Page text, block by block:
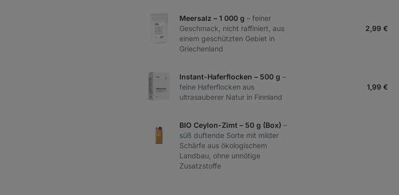
Meersalz – 1 000 g – feiner
Geschmack, nicht raffiniert, aus
einem geschützten Gebiet in
Griechenland
2,99 €
Instant-Haferflocken – 500 g –
feine Haferflocken aus
ultrasauberer Natur in Finnland
1,99 €
BIO Ceylon-Zimt – 50 g (Box) –
süß duftende Sorte mit milder
Schärfe aus ökologischem
Landbau, ohne unnötige
Zusatzstoffe